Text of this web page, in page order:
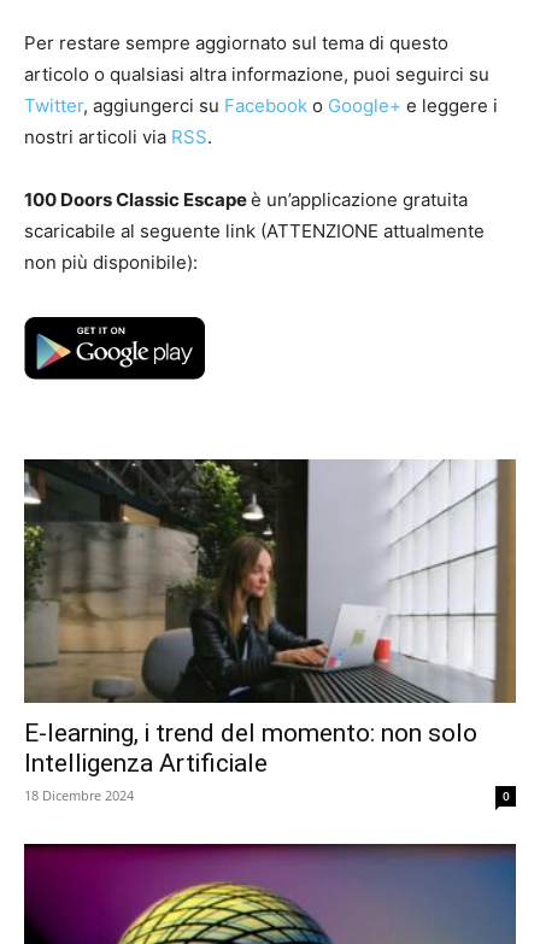
Per restare sempre aggiornato sul tema di questo
articolo o qualsiasi altra informazione, puoi seguirci su
Twitter, aggiungerci su Facebook o Google+ e leggere i
nostri articoli via RSS.
100 Doors Classic Escapeè un’applicazione gratuita
scaricabile al seguente link (ATTENZIONE attualmente
non più disponibile):
E-learning, i trend del momento: non solo
Intelligenza Artificiale
18 Dicembre 2024 0